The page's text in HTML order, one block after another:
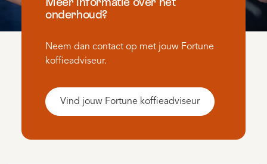
onderhoud?
Neem dan contact op met jouw Fortune
koffieadviseur.
Vind jouw Fortune koffieadviseur